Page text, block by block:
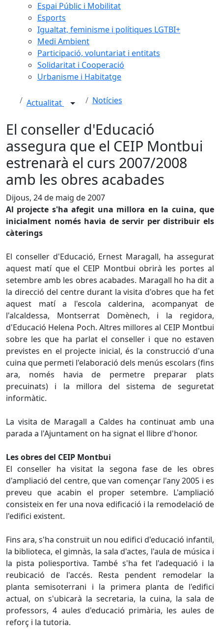
Espai Públic i Mobilitat
Esports
Igualtat, feminisme i polítiques LGTBI+
Medi Ambient
Participació, voluntariat i entitats
Solidaritat i Cooperació
Urbanisme i Habitatge
Actualitat Notícies
El conseller d'Educació
assegura que el CEIP Montbui
estrenarà el curs 2007/2008
amb les obres acabades
Dijous, 24 de maig de 2007
Al projecte s'ha afegit una millora en la cuina, que
inicialment només havia de servir per distribuir els
càterings
El conseller d'Educació, Ernest Maragall, ha assegurat
aquest matí que el CEIP Montbui obrirà les portes al
setembre amb les obres acabades. Maragall ho ha dit a
la direcció del centre durant la visita d'obres que ha fet
aquest matí a l'escola calderina, acompanyat de
l'alcaldessa, Montserrat Domènech, i la regidora,
d'Educació Helena Poch. Altres millores al CEIP Montbui
sobre les que ha parlat el conseller i que no estaven
previstes en el projecte inicial, és la construcció d'una
cuina que permeti l'elaboració dels menús escolars (fins
ara, només havia de permetre preparar plats
precuinats) i la millora del sistema de seguretat
informàtic.
La visita de Maragall a Caldes ha continuat amb una
parada a l'Ajuntament on ha signat el llibre d'honor.
Les obres del CEIP Montbui
El conseller ha visitat la segona fase de les obres
d'ampliació del centre, que van començar l'any 2005 i es
preveu que acabin el proper setembre. L'ampliació
consisteix en fer una nova edificació i la remodelació de
l'edifici existent.
Fins ara, s'ha construït un nou edifici d'educació infantil,
la biblioteca, el gimnàs, la sala d'actes, l'aula de música i
la pista poliesportiva. També s'ha fet l'adequació i la
reubicació de l'accés. Resta pendent remodelar la
planta semisoterrani i la primera planta de l'edifici
actual, on s'ubicarà la secretaria, la cuina, la sala de
professors, 4 aules d'educació primària, les aules de
reforç i la tutoria.